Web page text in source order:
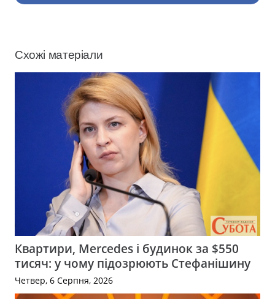
Схожі матеріали
Квартири, Mercedes і будинок за $550
тисяч: у чому підозрюють Стефанішину
Четвер, 6 Серпня, 2026